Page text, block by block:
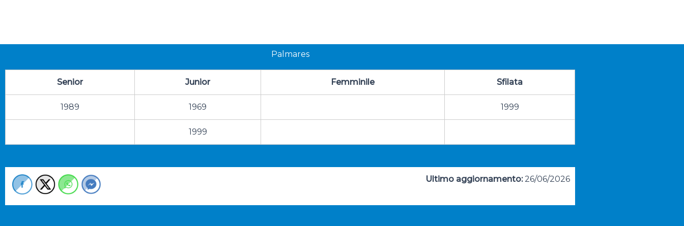
Palmares
Senior Junior Femminile Sfilata
1989 1969 1999
1999
Ultimo aggiornamento:26/06/2026